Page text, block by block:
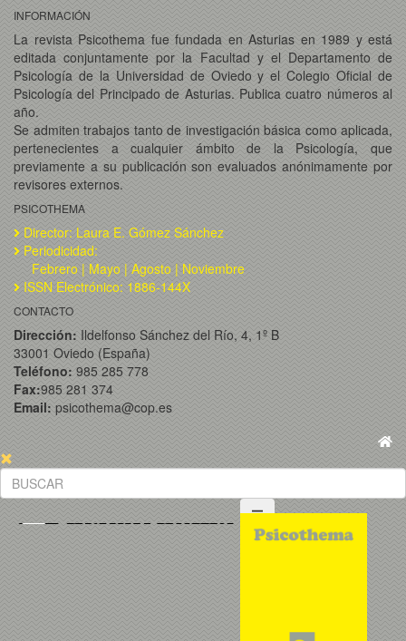
INFORMACIÓN
La revista Psicothema fue fundada en Asturias en 1989 y está
editada conjuntamente por la Facultad y el Departamento de
Psicología de la Universidad de Oviedo y el Colegio Oficial de
Psicología del Principado de Asturias. Publica cuatro números al
año.
Se admiten trabajos tanto de investigación básica como aplicada,
pertenecientes a cualquier ámbito de la Psicología, que
previamente a su publicación son evaluados anónimamente por
revisores externos.
PSICOTHEMA
Director: Laura E. Gómez Sánchez
Periodicidad:
Febrero | Mayo | Agosto | Noviembre
ISSN Electrónico: 1886-144X
CONTACTO
Dirección: Ildelfonso Sánchez del Río, 4, 1º B
33001 Oviedo (España)
Teléfono: 985 285 778
Fax:985 281 374
Email: psicothema@cop.es